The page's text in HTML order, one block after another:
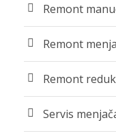
Remont
Remont
Remont
Servis